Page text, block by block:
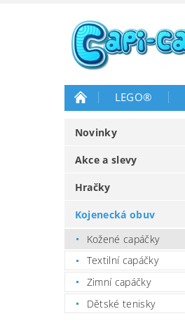
LEGO®
Novinky
Akce a slevy
Hračky
Kojenecká obuv
Kožené capáčky
Textilní capáčky
Zimní capáčky
Dětské tenisky